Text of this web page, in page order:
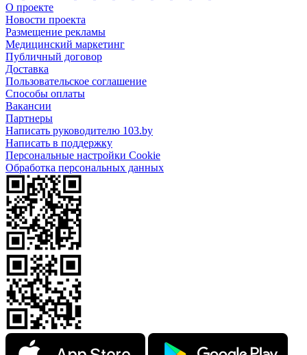
О проекте
Новости проекта
Размещение рекламы
Медицинский маркетинг
Публичный договор
Доставка
Пользовательское соглашение
Способы оплаты
Вакансии
Партнеры
Написать руководителю 103.by
Написать в поддержку
Персональные настройки Cookie
Обработка персональных данных